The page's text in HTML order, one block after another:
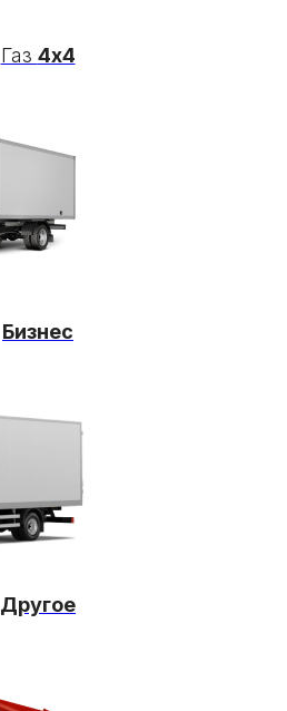
Газ 4х4
Бизнес
Другое